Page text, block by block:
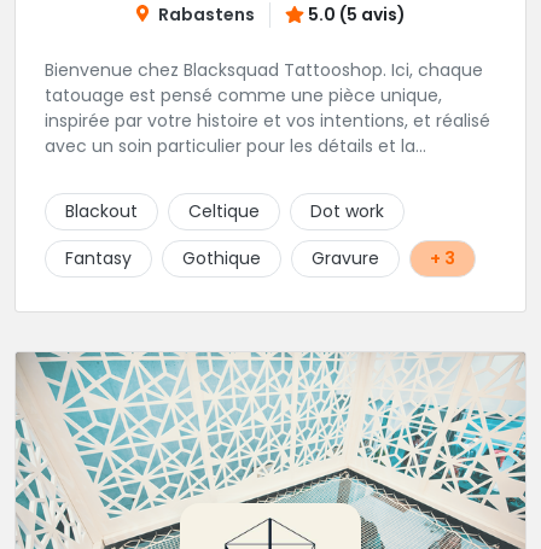
Rabastens 5.0 (5 avis)
Bienvenue chez Blacksquad Tattooshop. Ici, chaque
tatouage est pensé comme une pièce unique,
inspirée par votre histoire et vos intentions, et réalisé
avec un soin particulier pour les détails et la
talentueux, capables de travailler une large gamme
de styles, pour vous offrir des créations aussi variées
que chargées de sens. Tout au long de l’année, nous
accueillons également des guests venus d’horizons
bâtiment chargé d’histoire, Blacksquad Tattooshop
est un lieu où se mêlent intimité, créativité et bien-
être. Ici, on tatoue pour marquer la peau et l’âme. 🌐
RDV : https://www.blacksquad-
tattooshop.com/contact
Blackout Celtique
Dot work
Fantasy
Gothique Gravure + 3